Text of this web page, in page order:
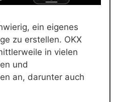
ein eigenes
zu erstellen. OKX
in vielen
und
an, darunter auch